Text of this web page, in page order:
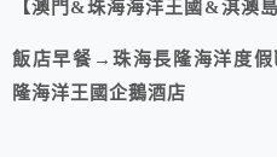
【澳門&珠海海洋王國&淇澳
飯店早餐→珠海長隆海洋度
隆海洋王國企鵝酒店